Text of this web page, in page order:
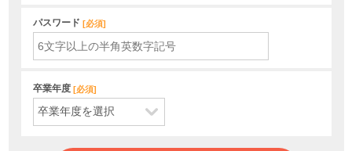
パスワード [必須]
卒業年度 [必須]